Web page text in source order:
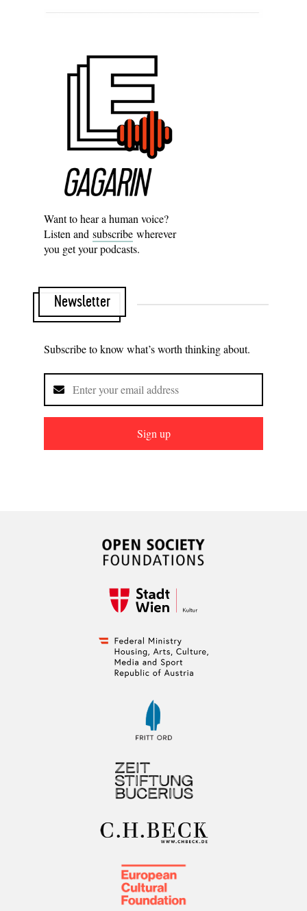
Want to hear a human voice?
Listen and subscribe wherever
you get your podcasts.
Newsletter
Subscribe to know what’s worth thinking about.
Sign up